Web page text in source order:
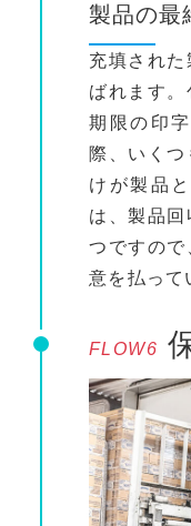
製品の最
充填され
ばれます
期限の印
際、いく
けが製品
は、製品回
つですの
意を払って
FLOW6